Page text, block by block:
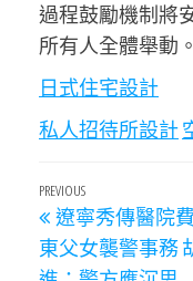
過程鼓勵機制將
所有人全體舉動。
日式住宅設計
私人招待所設計
文
章
導
Previous
Post
PREVIOUS
遼寧秀傳醫院
東父女襲警事務